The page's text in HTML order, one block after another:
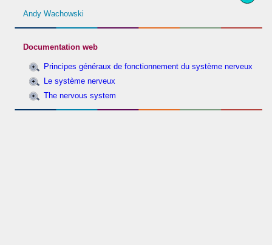
Andy Wachowski
Documentation web
Principes généraux de fonctionnement du système nerveux
Le système nerveux
The nervous system